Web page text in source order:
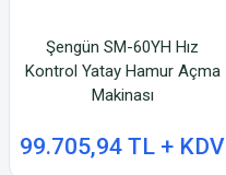
Şengün SM-60YH Hız
Kontrol Yatay Hamur Açma
Makinası
99.705,94 TL + KDV